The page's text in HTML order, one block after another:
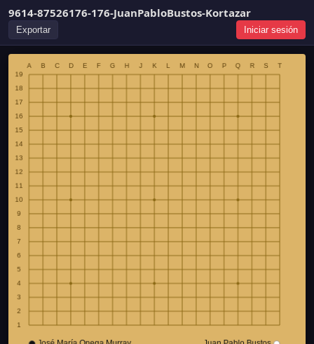
9614-87526176-176-JuanPabloBustos-Kortazar
Exportar Iniciar sesión